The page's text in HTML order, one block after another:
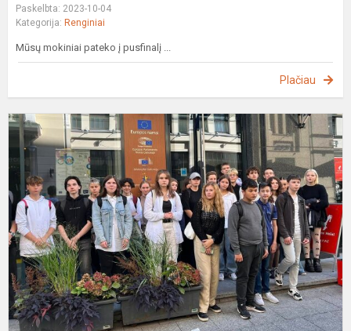
Paskelbta: 2023-10-04
Kategorija: Renginiai
Mūsų mokiniai pateko į pusfinalį ...
Plačiau